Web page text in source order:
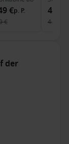
€p. P.
€
4.560 €
der